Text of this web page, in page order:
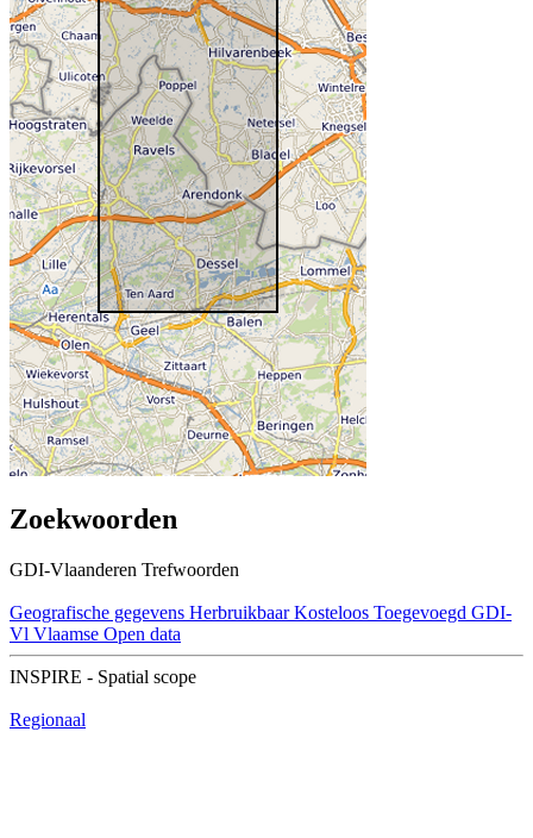
Zoekwoorden
GDI-Vlaanderen Trefwoorden
Geografische gegevens Herbruikbaar Kosteloos Toegevoegd GDI-
Vl Vlaamse Open data
INSPIRE - Spatial scope
Regionaal